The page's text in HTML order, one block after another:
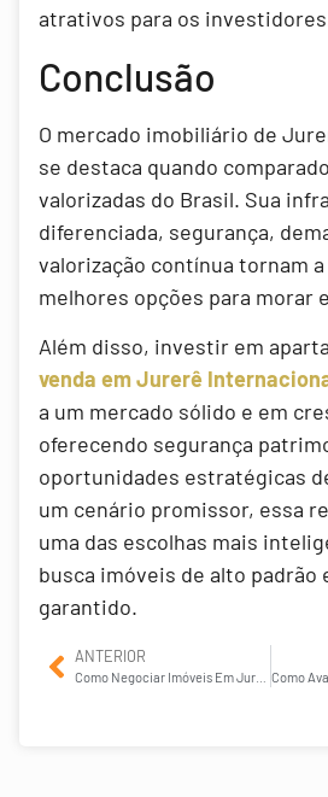
atrativos para os
Conclusão
O mercado imobiliário de
se destaca quando
valorizadas do Brasil. Sua
diferenciada, segurança,
valorização contínua tornam
melhores opções para morar
Além disso, investir em
venda em Jurerê
a um mercado sólido e em
oferecendo segurança
oportunidades estratégicas
um cenário promissor, essa
uma das escolhas mais
busca imóveis de alto padrão
garantido.
ANTERIOR